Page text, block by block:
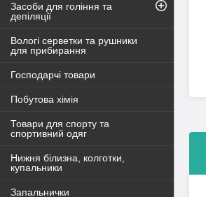
Засоби для гоління та
депіляції
Вологі серветки та рушники
для прибирання
Господарчі товари
Побутова хімія
Товари для спорту та
спортивний одяг
Нижня білизна, колготки,
купальники
Запальнички